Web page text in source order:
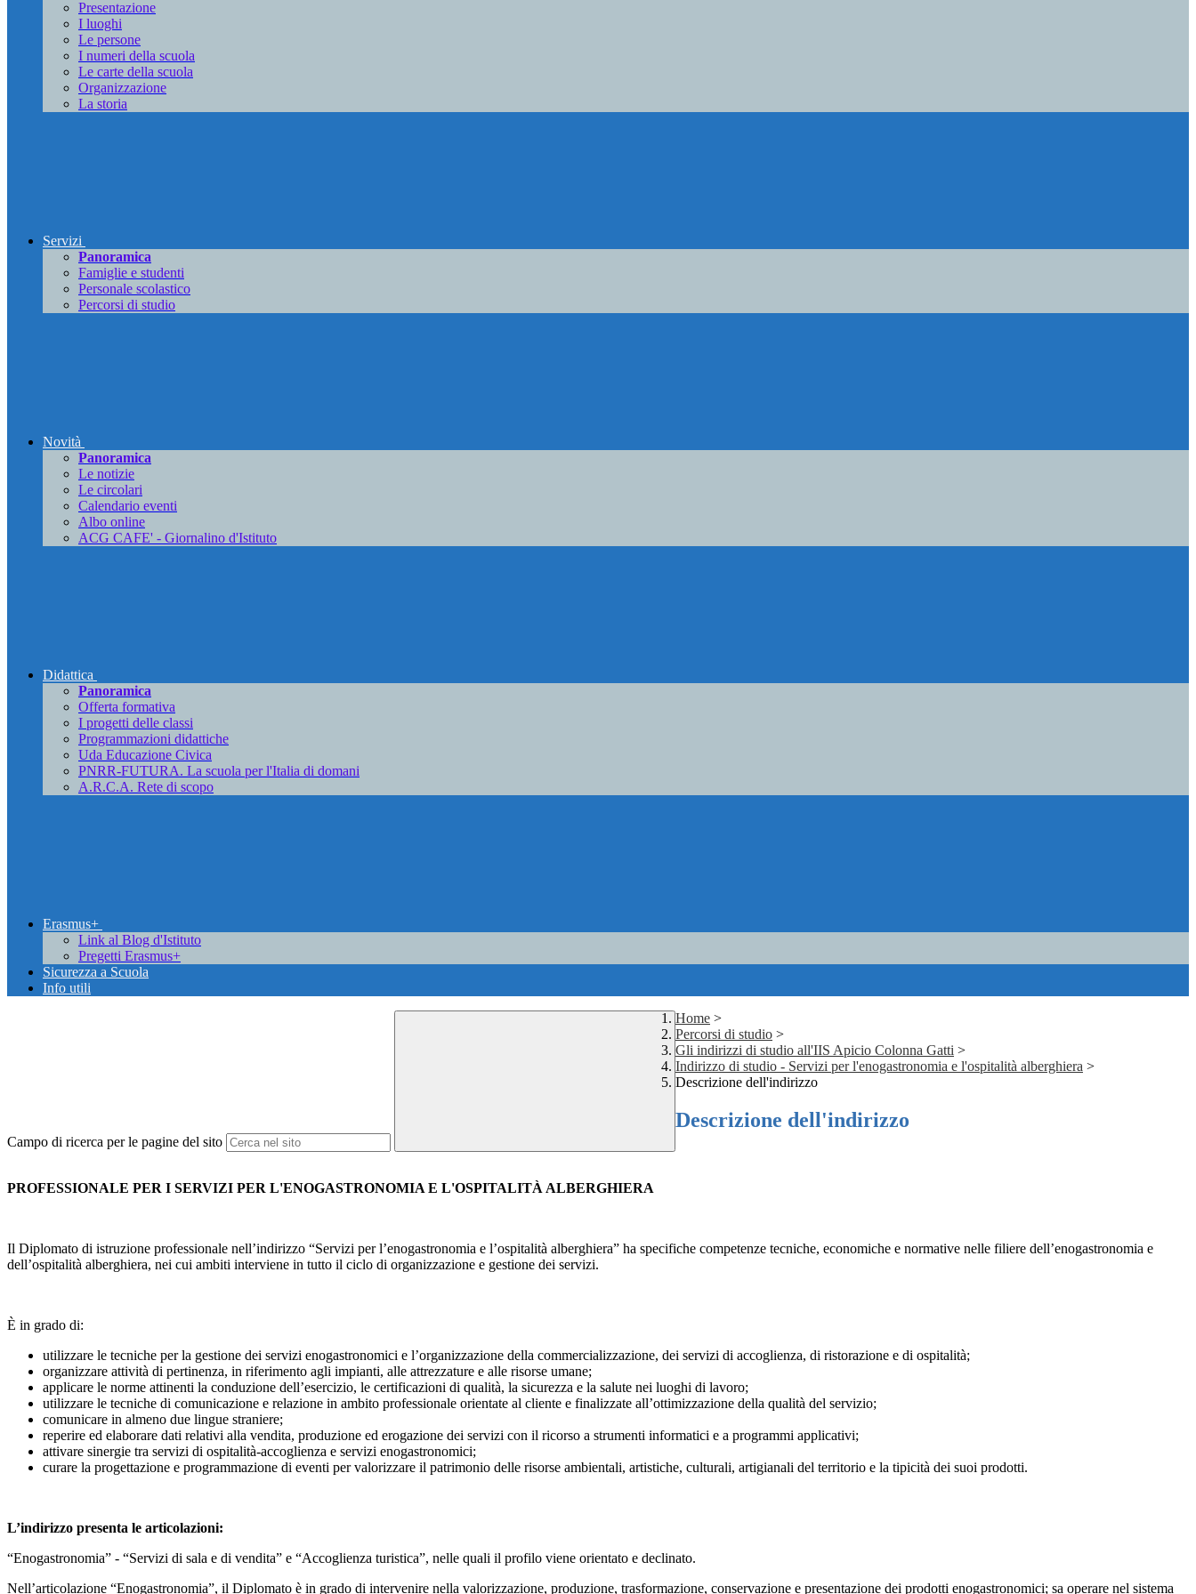
Presentazione
I luoghi
Le persone
I numeri della scuola
Le carte della scuola
Organizzazione
La storia
Servizi
Panoramica
Famiglie e studenti
Personale scolastico
Percorsi di studio
Novità
Panoramica
Le notizie
Le circolari
Calendario eventi
Albo online
ACG CAFE' - Giornalino d'Istituto
Didattica
Panoramica
Offerta formativa
I progetti delle classi
Programmazioni didattiche
Uda Educazione Civica
PNRR-FUTURA. La scuola per l'Italia di domani
A.R.C.A. Rete di scopo
Erasmus+
Link al Blog d'Istituto
Pregetti Erasmus+
Sicurezza a Scuola
Info utili
Campo di ricerca per le pagine del sito
Home >
Percorsi di studio >
Gli indirizzi di studio all'IIS Apicio Colonna Gatti >
Indirizzo di studio - Servizi per l'enogastronomia e l'ospitalità alberghiera >
Descrizione dell'indirizzo
Descrizione dell'indirizzo
PROFESSIONALE PER I SERVIZI PER L'ENOGASTRONOMIA E L'OSPITALITÀ ALBERGHIERA
Il Diplomato di istruzione professionale nell’indirizzo “Servizi per l’enogastronomia e l’ospitalità alberghiera” ha specifiche competenze tecniche, economiche e normative nelle filiere dell’enogastronomia e
dell’ospitalità alberghiera, nei cui ambiti interviene in tutto il ciclo di organizzazione e gestione dei servizi.
È in grado di:
utilizzare le tecniche per la gestione dei servizi enogastronomici e l’organizzazione della commercializzazione, dei servizi di accoglienza, di ristorazione e di ospitalità;
organizzare attività di pertinenza, in riferimento agli impianti, alle attrezzature e alle risorse umane;
applicare le norme attinenti la conduzione dell’esercizio, le certificazioni di qualità, la sicurezza e la salute nei luoghi di lavoro;
utilizzare le tecniche di comunicazione e relazione in ambito professionale orientate al cliente e finalizzate all’ottimizzazione della qualità del servizio;
comunicare in almeno due lingue straniere;
reperire ed elaborare dati relativi alla vendita, produzione ed erogazione dei servizi con il ricorso a strumenti informatici e a programmi applicativi;
attivare sinergie tra servizi di ospitalità-accoglienza e servizi enogastronomici;
curare la progettazione e programmazione di eventi per valorizzare il patrimonio delle risorse ambientali, artistiche, culturali, artigianali del territorio e la tipicità dei suoi prodotti.
L’indirizzo presenta le articolazioni:
“Enogastronomia” - “Servizi di sala e di vendita” e “Accoglienza turistica”, nelle quali il profilo viene orientato e declinato.
Nell’articolazione “Enogastronomia”, il Diplomato è in grado di intervenire nella valorizzazione, produzione, trasformazione, conservazione e presentazione dei prodotti enogastronomici; sa operare nel sistema